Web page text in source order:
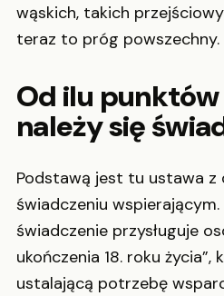
wąskich, takich
teraz to próg powszechny.
Od ilu punktów
należy się
Podstawą jest tu ustawa z
świadczeniu wspierającym.
świadczenie przysługuje
ukończenia 18. roku
ustalającą potrzebę